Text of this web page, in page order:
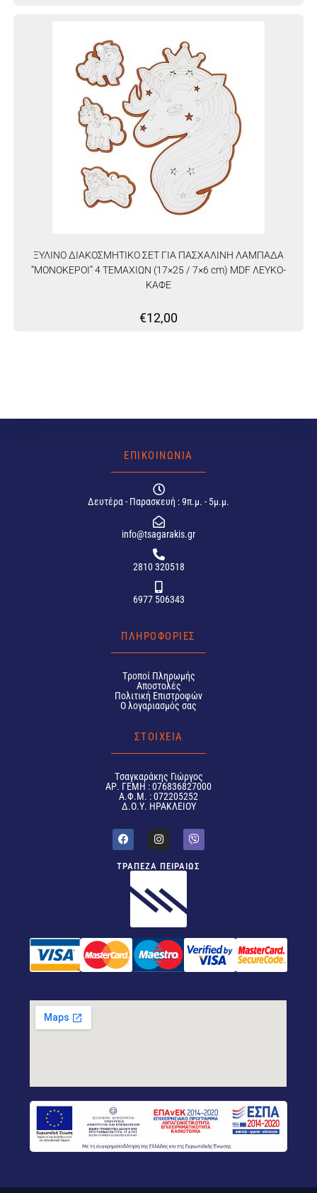
ΞΥΛΙΝΟ ΔΙΑΚΟΣΜΗΤΙΚΟ ΣΕΤ ΓΙΑ ΠΑΣΧΑΛΙΝΗ ΛΑΜΠΑΔΑ
“ΜΟΝΟΚΕΡΟΙ” 4 ΤΕΜΑΧΙΩΝ (17×25 / 7×6 cm) MDF ΛΕΥΚΟ-
ΚΑΦΕ
€12,00
ΕΠΙΚΟΙΝΩΝΙΑ
Δευτέρα - Παρασκευή : 9π.μ. - 5μ.μ.
info@tsagarakis.gr
2810 320518
6977 506343
ΠΛΗΡΟΦΟΡΙΕΣ
Tροποί Πληρωμής
Αποστολές
Πολιτική Επιστροφών
Ο λογαριασμός σας
ΣΤΟΙΧΕΙΑ
Tσαγκαράκης Γιώργος
ΑΡ. ΓΕΜΗ : 076836827000
Α.Φ.Μ. : 072205252
Δ.Ο.Υ. ΗΡΑΚΛΕΙΟΥ
ΤΡΑΠΕΖΑ ΠΕΙΡΑΙΩΣ